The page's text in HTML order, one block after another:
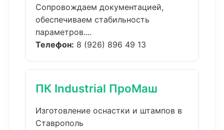
Сопровождаем документацией,
обеспечиваем стабильность
параметров....
Телефон: 8 (926) 896 49 13
ПК Industrial ПроМаш
Изготовление оснастки и штампов в
Ставрополь